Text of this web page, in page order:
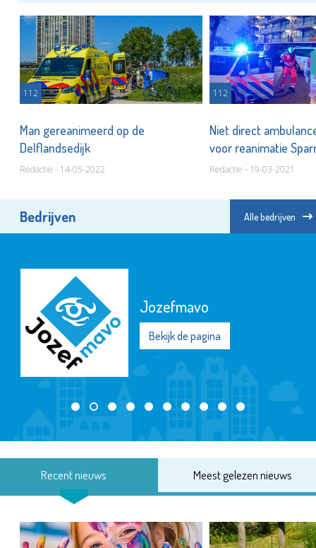
112
Man gereanimeerd op de
Delflandsedijk
Redactie - 14-05-2022
112
Niet direct
voor reanimatie
Redactie - 19-03-2021
Bedrijven Alle bedrijven
Jozefmavo
Bekijk de pagina
Recent nieuws Meest gelezen nieuws